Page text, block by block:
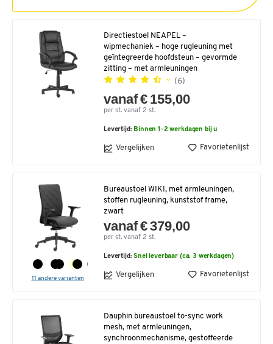
Directiestoel NEAPEL –
wipmechaniek – hoge rugleuning met
geïntegreerde hoofdsteun – gevormde
zitting – met armleuningen
(6)
vanaf € 155,00
per st. vanaf 2 st.
Levertijd: Binnen 1-2 werkdagen bij u
Vergelijken Favorietenlijst
11 andere varianten
Bureaustoel WIKI, met armleuningen,
stoffen rugleuning, kunststof frame,
zwart
vanaf € 379,00
per st. vanaf 2 st.
Levertijd:Snel leverbaar (ca. 3 werkdagen)
Vergelijken Favorietenlijst
Dauphin bureaustoel to-sync work
mesh, met armleuningen,
synchroonmechanisme, gestoffeerde